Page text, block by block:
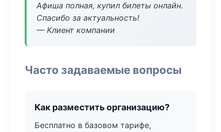
Афиша полная, купил билеты онлайн.
Спасибо за актуальность!
— Клиент компании
Часто задаваемые вопросы
Как разместить организацию?
Бесплатно в базовом тарифе,